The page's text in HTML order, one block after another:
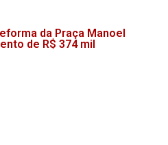
da Praça Manoel
de R$ 374 mil